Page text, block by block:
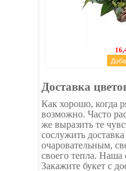
Доставка
Как хорошо, когда
возможно. Часто
же выразить те
сослужить
очаровательным,
своего тепла.
Закажите букет с